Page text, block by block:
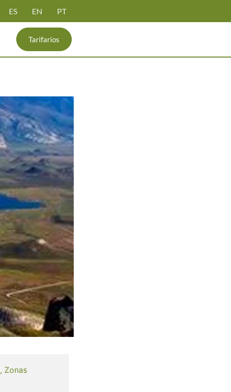
ES EN PT
Tarifarios
, Zonas